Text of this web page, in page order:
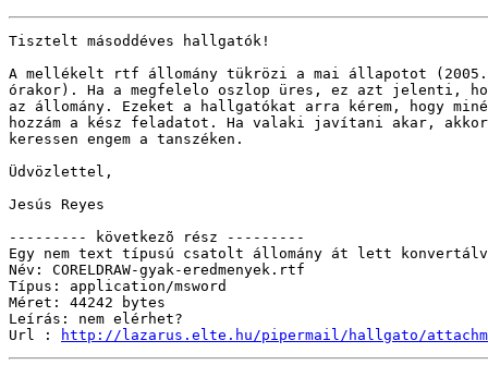
Tisztelt másoddéves hallgatók!
A mellékelt rtf állomány tükrözi a mai állapotot
órakor). Ha a megfelelo oszlop üres, ez azt jelenti,
az állomány. Ezeket a hallgatókat arra kérem, hogy
hozzám a kész feladatot. Ha valaki javítani akar, akkor
keressen engem a tanszéken.
Üdvözlettel,
Jesús Reyes
--------- következõ rész ---------
Egy nem text típusú csatolt állomány át lett
Név: CORELDRAW-gyak-eredmenyek.rtf
Típus: application/msword
Méret: 44242 bytes
Leírás: nem elérhet?
Url :
http://lazarus.elte.hu/pipermail/hallgato/